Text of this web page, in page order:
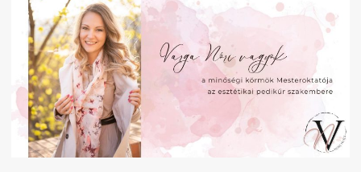
belvárosában